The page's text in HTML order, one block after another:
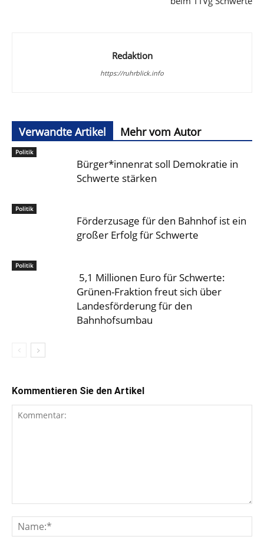
Redaktion
https://ruhrblick.info
Verwandte Artikel Mehr vom Autor
Politik
Bürger*innenrat soll Demokratie in
Schwerte stärken
Politik
Förderzusage für den Bahnhof ist ein
großer Erfolg für Schwerte
Politik
5,1 Millionen Euro für Schwerte:
Grünen-Fraktion freut sich über
Landesförderung für den
Bahnhofsumbau
Kommentieren Sie den Artikel